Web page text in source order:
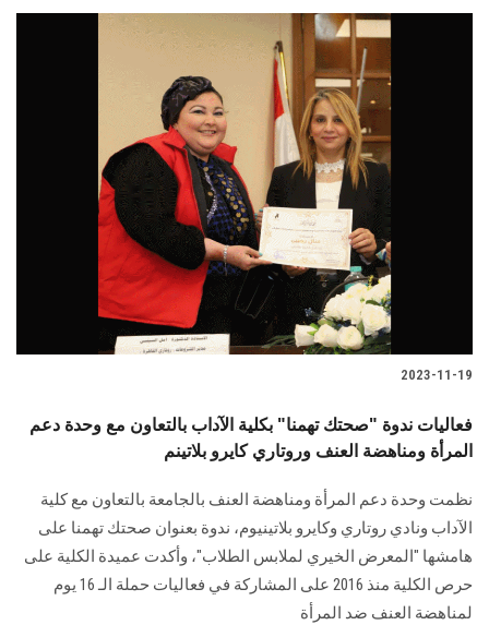
2023-11-19
فعاليات ندوة "صحتك تهمنا" بكلية الآداب بالتعاون مع وحدة دعم
المرأة ومناهضة العنف وروتاري كايرو بلاتينم
نظمت وحدة دعم المرأة ومناهضة العنف بالجامعة بالتعاون مع كلية
الآداب ونادي روتاري وكايرو بلاتينيوم، ندوة بعنوان صحتك تهمنا على
هامشها "المعرض الخيري لملابس الطلاب"، وأكدت عميدة الكلية على
حرص الكلية منذ 2016 على المشاركة في فعاليات حملة الـ 16 يوم
لمناهضة العنف ضد المرأة